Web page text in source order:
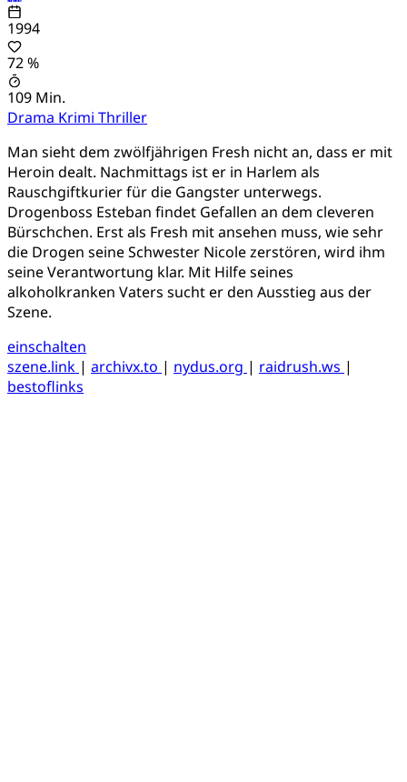
1994
72 %
109 Min.
Drama Krimi Thriller
Man sieht dem zwölfjährigen Fresh nicht an, dass er mit
Heroin dealt. Nachmittags ist er in Harlem als
Rauschgiftkurier für die Gangster unterwegs.
Drogenboss Esteban findet Gefallen an dem cleveren
Bürschchen. Erst als Fresh mit ansehen muss, wie sehr
die Drogen seine Schwester Nicole zerstören, wird ihm
seine Verantwortung klar. Mit Hilfe seines
alkoholkranken Vaters sucht er den Ausstieg aus der
Szene.
einschalten
szene.link | archivx.to | nydus.org | raidrush.ws |
bestoflinks